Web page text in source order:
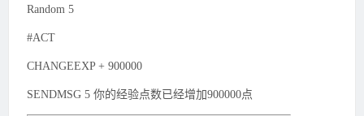
Random 5
#ACT
CHANGEEXP + 900000
SENDMSG 5 你的经验点数已经增加900000点